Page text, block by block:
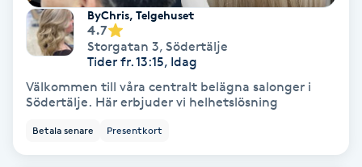
Coachning
Color correction
Cryoterapi
ByChris, Telgehuset
4.7
Storgatan 3, Södertälje
Tider fr. 13:15, Idag
Välkommen till våra centralt belägna salonger i
Södertälje. Här erbjuder vi helhetslösning
Betala senare Presentkort